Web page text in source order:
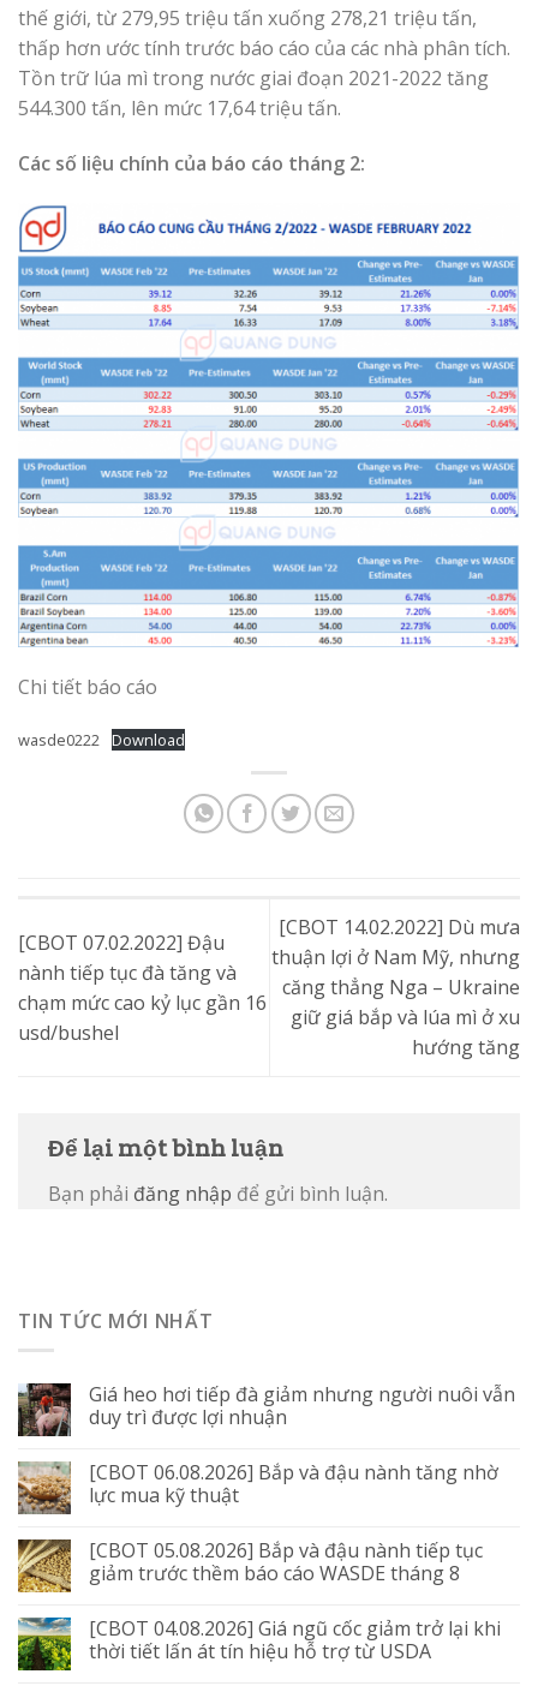
thế giới, từ 279,95 triệu tấn xuống 278,21 triệu tấn,
thấp hơn ước tính trước báo cáo của các nhà phân tích.
Tồn trữ lúa mì trong nước giai đoạn 2021-2022 tăng
544.300 tấn, lên mức 17,64 triệu tấn.
Các số liệu chính của báo cáo tháng 2:
Chi tiết báo cáo
wasde0222 Download
[CBOT 07.02.2022] Đậu
nành tiếp tục đà tăng và
chạm mức cao kỷ lục gần 16
usd/bushel
[CBOT 14.02.2022] Dù mưa
thuận lợi ở Nam Mỹ, nhưng
căng thẳng Nga – Ukraine
giữ giá bắp và lúa mì ở xu
hướng tăng
Để lại một bình luận
Bạn phải đăng nhập để gửi bình luận.
TIN TỨC MỚI NHẤT
Giá heo hơi tiếp đà giảm nhưng người nuôi vẫn
duy trì được lợi nhuận
[CBOT 06.08.2026] Bắp và đậu nành tăng nhờ
lực mua kỹ thuật
[CBOT 05.08.2026] Bắp và đậu nành tiếp tục
giảm trước thềm báo cáo WASDE tháng 8
[CBOT 04.08.2026] Giá ngũ cốc giảm trở lại khi
thời tiết lấn át tín hiệu hỗ trợ từ USDA